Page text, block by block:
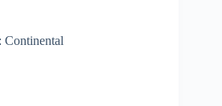
Continental